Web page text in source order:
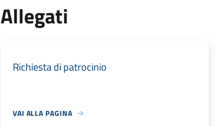
Allegati
Richiesta di patrocinio
VAI ALLA PAGINA